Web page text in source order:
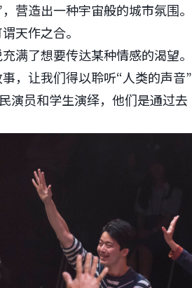
营造出一种宇宙般的城市氛围。
天作之合。
满了想要传达某种情感的渴望。
，让我们得以聆听“人类的声音”
演员和学生演绎，他们是通过去